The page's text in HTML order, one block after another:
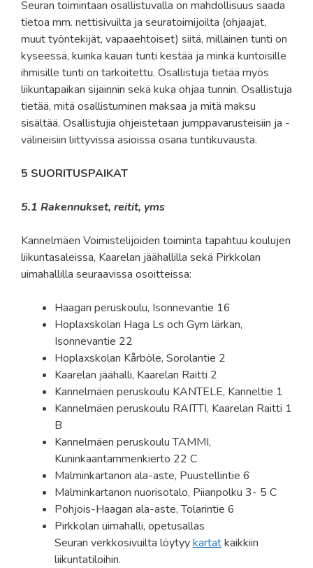
Seuran toimintaan osallistuvalla on mahdollisuus saada
tietoa mm. nettisivuilta ja seuratoimijoilta (ohjaajat,
muut työntekijät, vapaaehtoiset) siitä, millainen tunti on
kyseessä, kuinka kauan tunti kestää ja minkä kuntoisille
ihmisille tunti on tarkoitettu. Osallistuja tietää myös
liikuntapaikan sijainnin sekä kuka ohjaa tunnin. Osallistuja
tietää, mitä osallistuminen maksaa ja mitä maksu
sisältää. Osallistujia ohjeistetaan jumppavarusteisiin ja -
välineisiin liittyvissä asioissa osana tuntikuvausta.
5 SUORITUSPAIKAT
5.1 Rakennukset, reitit, yms
Kannelmäen Voimistelijoiden toiminta tapahtuu koulujen
liikuntasaleissa, Kaarelan jäähallilla sekä Pirkkolan
uimahallilla seuraavissa osoitteissa:
Haagan peruskoulu, Isonnevantie 16
Hoplaxskolan Haga Ls och Gym lärkan,
Isonnevantie 22
Hoplaxskolan Kårböle, Sorolantie 2
Kaarelan jäähalli, Kaarelan Raitti 2
Kannelmäen peruskoulu KANTELE, Kanneltie 1
Kannelmäen peruskoulu RAITTI, Kaarelan Raitti 1
B
Kannelmäen peruskoulu TAMMI,
Kuninkaantammenkierto 22 C
Malminkartanon ala-aste, Puustellintie 6
Malminkartanon nuorisotalo, Piianpolku 3- 5 C
Pohjois-Haagan ala-aste, Tolarintie 6
Pirkkolan uimahalli, opetusallas
Seuran verkkosivuilta löytyykartatkaikkiin
liikuntatiloihin.